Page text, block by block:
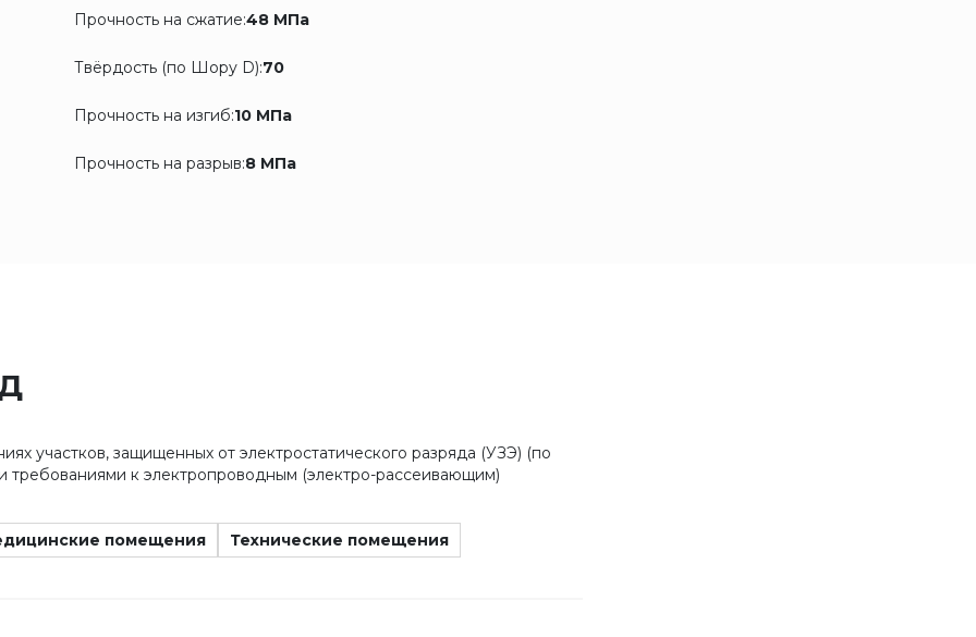
Прочность на сжатие:48 МПа
Твёрдость (по Шору D):70
Прочность на изгиб:10 МПа
Прочность на разрыв:8 МПа
участков, защищенных от электростатического разряда (УЗЭ) (по
требованиями к электропроводным (электро-рассеивающим)
помещения Технические помещения